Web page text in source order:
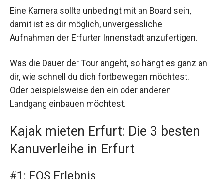
Eine Kamera sollte unbedingt mit an Board sein,
damit ist es dir möglich, unvergessliche
Aufnahmen der Erfurter Innenstadt anzufertigen.
Was die Dauer der Tour angeht, so hängt es ganz an
dir, wie schnell du dich fortbewegen möchtest.
Oder beispielsweise den ein oder anderen
Landgang einbauen möchtest.
Kajak mieten Erfurt: Die 3 besten
Kanuverleihe in Erfurt
#1: EOS Erlebnis